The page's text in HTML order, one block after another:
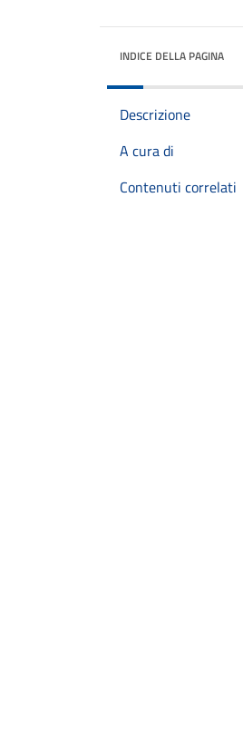
INDICE DELLA PAGINA
Descrizione
A cura di
Contenuti correlati